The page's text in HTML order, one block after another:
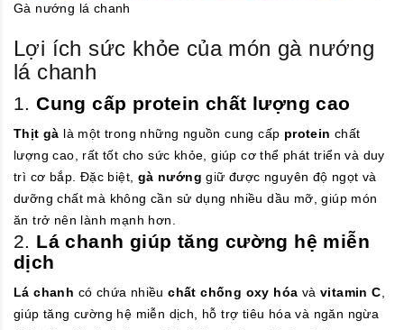
Gà nướng lá chanh
Lợi ích sức khỏe của món gà nướng
lá chanh
1.Cung cấp protein chất lượng cao
Thịt gà là một trong những nguồn cung cấp protein chất
lượng cao, rất tốt cho sức khỏe, giúp cơ thể phát triển và duy
trì cơ bắp. Đặc biệt, gà nướng giữ được nguyên độ ngọt và
dưỡng chất mà không cần sử dụng nhiều dầu mỡ, giúp món
ăn trở nên lành mạnh hơn.
2. Lá chanh giúp tăng cường hệ miễn
dịch
Lá chanh có chứa nhiềuchất chống oxy hóa vàvitamin C
giúp tăng cường hệ miễn dịch, hỗ trợ tiêu hóa và ngăn ngừa